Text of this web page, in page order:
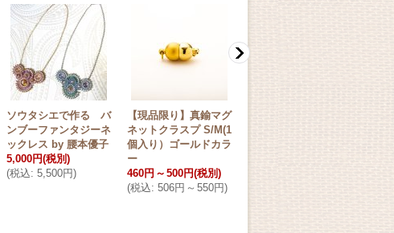
ソウタシエで作る バ
ンブーファンタジーネ
ックレス by 腰本優子
5,000円(税別)
(税込: 5,500円)
【現品限り】真鍮マグ
ネットクラスプ S/M(1
個入り）ゴールドカラ
ー
460円 ～ 500円(税別)
(税込: 506円 ～ 550円)
プ